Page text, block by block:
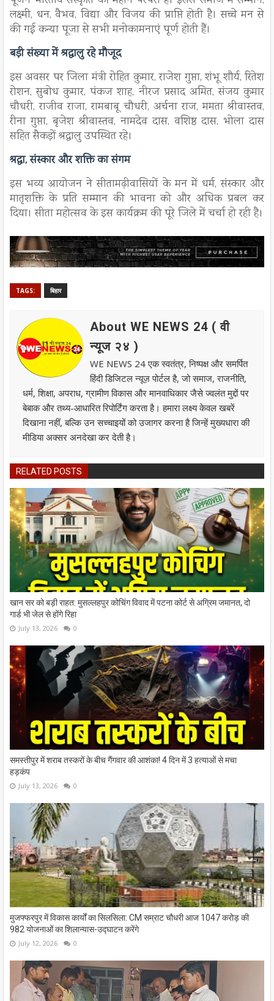
लक्ष्मी, धन, वैभव, विद्या और विजय की प्राप्ति होती है। सच्चे मन से
की गई कन्या पूजा से सभी मनोकामनाएं पूर्ण होती हैं।
बड़ी संख्या में श्रद्धालु रहे मौजूद
इस अवसर पर जिला मंत्री रोहित कुमार, राजेश गुप्ता, शंभू शौर्य, रितेश
रोशन, सुबोध कुमार, पंकज शाह, नीरज प्रसाद अमित, संजय कुमार
चौधरी, राजीव राजा, रामबाबू चौधरी, अर्चना राज, ममता श्रीवास्तव,
रीना गुप्ता, बृजेश श्रीवास्तव, नामदेव दास, वशिष्ठ दास, भोला दास
सहित सैकड़ों श्रद्धालु उपस्थित रहे।
श्रद्धा, संस्कार और शक्ति का संगम
इस भव्य आयोजन ने सीतामढ़ीवासियों के मन में धर्म, संस्कार और
मातृशक्ति के प्रति सम्मान की भावना को और अधिक प्रबल कर
दिया। सीता महोत्सव के इस कार्यक्रम की पूरे जिले में चर्चा हो रही है।
TAGS: बिहार
About WE NEWS 24 ( वी
न्यूज २४ )
WE NEWS 24 एक स्वतंत्र, निष्पक्ष और समर्पित
हिंदी डिजिटल न्यूज़ पोर्टल है, जो समाज, राजनीति,
धर्म, शिक्षा, अपराध, ग्रामीण विकास और मानवाधिकार जैसे ज्वलंत मुद्दों पर
बेबाक और तथ्य-आधारित रिपोर्टिंग करता है। हमारा लक्ष्य केवल खबरें
दिखाना नहीं, बल्कि उन सच्चाइयों को उजागर करना है जिन्हें मुख्यधारा की
मीडिया अक्सर अनदेखा कर देती है।
RELATED POSTS
खान सर को बड़ी राहत: मुसल्लहपुर कोचिंग विवाद में पटना कोर्ट से अग्रिम जमानत, दो
गार्ड भी जेल से होंगे रिहा
July 13, 2026 0
समस्तीपुर में शराब तस्करों के बीच गैंगवार की आशंका! 4 दिन में 3 हत्याओं से मचा
हड़कंप
July 13, 2026 0
मुजफ्फरपुर में विकास कार्यों का सिलसिला: CM सम्राट चौधरी आज 1047 करोड़ की
982 योजनाओं का शिलान्यास-उद्घाटन करेंगे
July 12, 2026 0